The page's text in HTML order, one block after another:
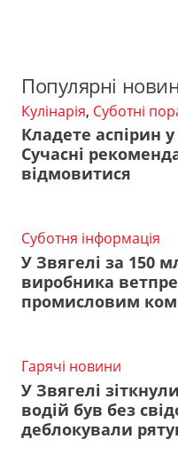
Популярні
Кулінарія, Суботні
Кладете аспірин
Сучасні
відмовитися
Суботня інформація
У Звягелі за 150
виробника
промисловим
Гарячі новини
У Звягелі
водій був без
деблокували